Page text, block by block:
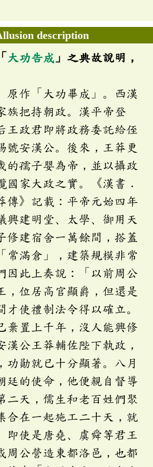
description
大功告成 」之典故說明，
原作「大功畢成」。西漢
族把持朝政。漢平帝登
王政君即將政務委託給侄
號安漢公。後來，王莽更
的孺子嬰為帝，並以攝政
國家大政之實。《漢書．
傳》記載：平帝元始四年
興建明堂、太學、御用天
修建宿舍一萬餘間，搭蓋
常滿倉」，建築規模非常
因此上奏說：「以前周公
，位居高官顯爵，但還是
才使禮制法令得以確立。
棄置上千年，沒人能興修
漢公王莽輔佐陛下執政，
功勛就已十分顯著。八月
廷的使命，他便親自督導
二天，儒生和老百姓們聚
合在一起施工二十天，就
即使是唐堯、虞舜等君王
周公營造東都洛邑，也都